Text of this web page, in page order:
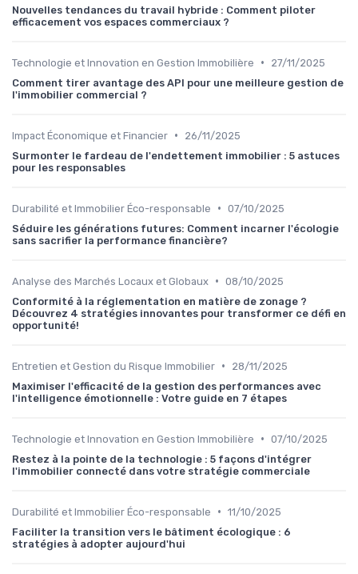
Nouvelles tendances du travail hybride : Comment piloter
efficacement vos espaces commerciaux ?
Technologie et Innovation en Gestion Immobilière •
27/11/2025
Comment tirer avantage des API pour une meilleure gestion de
l'immobilier commercial ?
Impact Économique et Financier •
26/11/2025
Surmonter le fardeau de l'endettement immobilier : 5 astuces
pour les responsables
Durabilité et Immobilier Éco-responsable • 07/10/2025
Séduire les générations futures: Comment incarner l'écologie
sans sacrifier la performance financière?
Analyse des Marchés Locaux et Globaux • 08/10/2025
Conformité à la réglementation en matière de zonage ?
Découvrez 4 stratégies innovantes pour transformer ce défi en
opportunité!
Entretien et Gestion du Risque Immobilier •
28/11/2025
Maximiser l'efficacité de la gestion des performances avec
l'intelligence émotionnelle : Votre guide en 7 étapes
Technologie et Innovation en Gestion Immobilière • 07/10/2025
Restez à la pointe de la technologie : 5 façons d'intégrer
l'immobilier connecté dans votre stratégie commerciale
Durabilité et Immobilier Éco-responsable • 11/10/2025
Faciliter la transition vers le bâtiment écologique : 6
stratégies à adopter aujourd'hui